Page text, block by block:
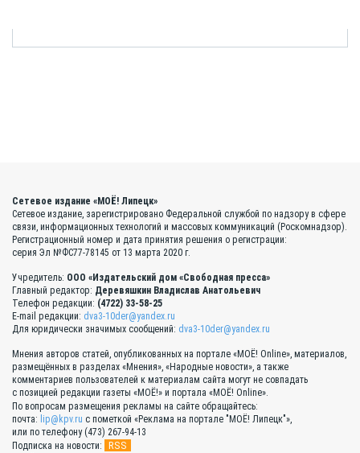
Сетевое издание «МОЁ! Липецк»
Сетевое издание, зарегистрировано Федеральной службой по надзору в сфере
связи, информационных технологий и массовых коммуникаций (Роскомнадзор).
Регистрационный номер и дата принятия решения о регистрации:
серия Эл №ФС77-78145 от 13 марта 2020 г.
Учредитель: ООО «Издательский дом «Свободная пресса»
Главный редактор: Деревяшкин Владислав Анатольевич
Телефон редакции: (4722) 33-58-25
E-mail редакции: dva3-10der@yandex.ru
Для юридически значимых сообщений: dva3-10der@yandex.ru
Мнения авторов статей, опубликованных на портале «МОЁ! Online», материалов,
размещённых в разделах «Мнения», «Народные новости», а также
комментариев пользователей к материалам сайта могут не совпадать
с позицией редакции газеты «МОЁ!» и портала «МОЁ! Online».
По вопросам размещения рекламы на сайте обращайтесь:
почта: lip@kpv.ru с пометкой «Реклама на портале "МОЁ! Липецк"»,
или по телефону (473) 267-94-13
Подписка на новости:
RSS